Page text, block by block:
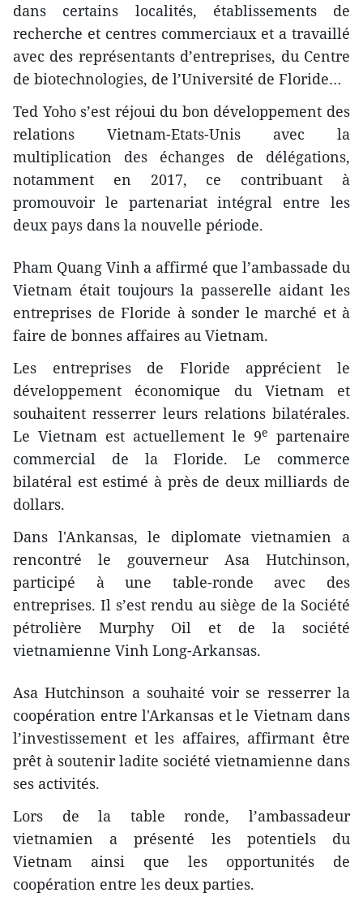
dans certains localités, établissements de
recherche et centres commerciaux et a travaillé
avec des représentants d’entreprises, du Centre
de biotechnologies, de l’Université de Floride…
Ted Yoho s’est réjoui du bon développement des
relations Vietnam-Etats-Unis avec la
multiplication des échanges de délégations,
notamment en 2017, ce contribuant à
promouvoir le partenariat intégral entre les
deux pays dans la nouvelle période.
Pham Quang Vinh a affirmé que l’ambassade du
Vietnam était toujours la passerelle aidant les
entreprises de Florid​e à sonder le marché et à
faire de bonnes affaires au Vietnam.
Les entreprises de Florid​e apprécient le
développement économique du Vietnam et
souhaitent resserrer leurs relations bilatérales.
Le Vietnam est actuellement le 9e
partenaire
commercial de la Florid​e. Le commerce
bilatéral est estimé à près de deux milliards de
dollars.
Dans l'Ankansas, le diplomate vietnamien a
rencontré le gouverneur Asa Hutchinson,
participé à une table-ronde avec des
entreprises. Il s’est rendu au siège de la Société
pétrolière Murphy Oil et de la société
vietnamienne Vinh Long-Arkansas.
Asa Hutchinson a souhaité voir se resserrer la
coopération entre l'Arkansas et le Vietnam dans
l’investissement et les affaires, affirmant être
prêt à soutenir ladite société vietnamienne dans
ses activités.
Lors de la table ronde, l’ambassadeur
vietnamien a présenté les potentiels du
Vietnam ainsi que les opportunités de
coopération entre les deux parties.